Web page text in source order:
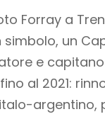
simbolo, un
e
al 2021:
argentino,